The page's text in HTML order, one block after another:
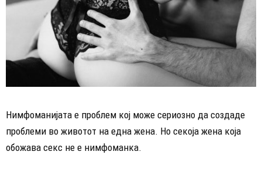
Нимфоманијата е проблем кој може сериозно да создаде
проблеми во животот на една жена. Но секоја жена која
обожава секс не е нимфоманка.